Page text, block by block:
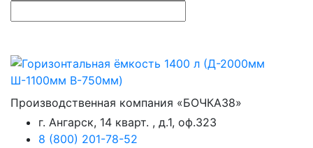
Производственная компания «БОЧКА38»
г. Ангарск, 14 кварт. , д.1, оф.323
8 (800) 201-78-52